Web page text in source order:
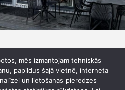
burgernīcas koncepts un pirmā
februārī. Šobrīd restorāni
mēs izmantojam tehniskās
papildus šajā vietnē, interneta
un lietošanas pieredzes